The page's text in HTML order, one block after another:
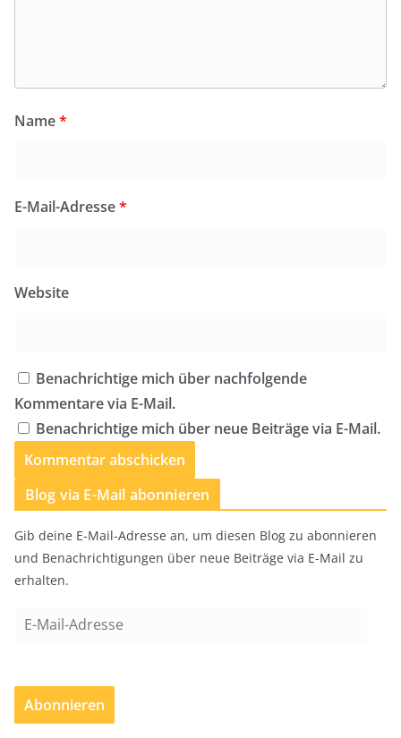
Name*
E-Mail-Adresse*
Website
Benachrichtige mich über nachfolgende
Kommentare via E-Mail.
Benachrichtige mich über neue Beiträge via E-Mail.
Blog via E-Mail abonnieren
Gib deine E-Mail-Adresse an, um diesen Blog zu abonnieren
und Benachrichtigungen über neue Beiträge via E-Mail zu
erhalten.
a
l
Abonnieren